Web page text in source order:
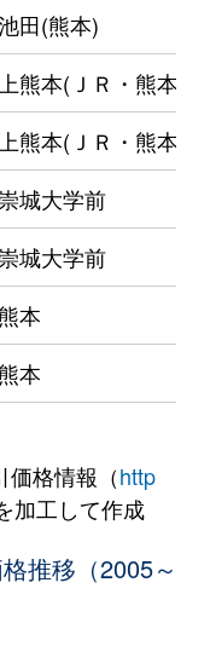
上熊本(ＪＲ・熊本電
熊本(ＪＲ・熊本電
熊本(ＪＲ・熊本電
本
本
熊本
熊本
熊本(ＪＲ・熊本電
本
田(熊本)
上熊本(ＪＲ・熊本電
上熊本(ＪＲ・熊本電
崇城大学前
崇城大学前
熊本
熊本
本
価格情報（http
加工して作成
推移（2005～